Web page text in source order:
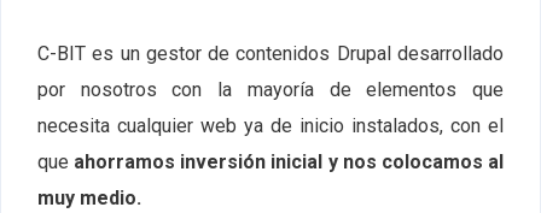
C-BIT es un gestor de contenidos Drupal desarrollado
por nosotros con la mayoría de elementos que
necesita cualquier web ya de inicio instalados, con el
que ahorramos inversión inicial y nos colocamos al
muy medio.